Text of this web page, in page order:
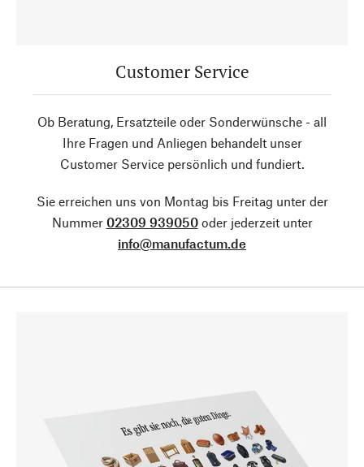
Customer Service
Ob Beratung, Ersatzteile oder Sonderwünsche - all
Ihre Fragen und Anliegen behandelt unser
Customer Service persönlich und fundiert.
Sie erreichen uns von Montag bis Freitag unter der
Nummer 02309 939050oder jederzeit unter
info@manufactum.de